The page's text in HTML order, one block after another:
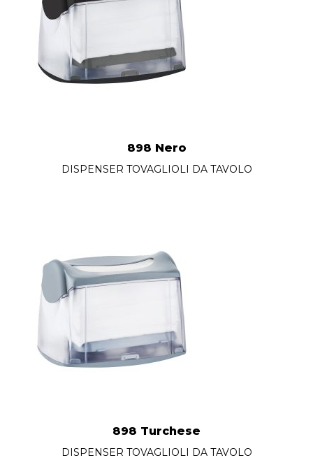
898 Nero
DISPENSER TOVAGLIOLI DA TAVOLO
898 Turchese
DISPENSER TOVAGLIOLI DA TAVOLO